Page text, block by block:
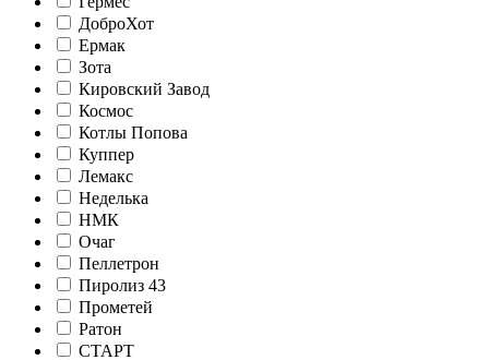
ДоброХот
Ермак
Зота
Кировский Завод
Космос
Котлы Попова
Куппер
Лемакс
Неделька
НМК
Очаг
Пеллетрон
Пиролиз 43
Прометей
Ратон
СТАРТ